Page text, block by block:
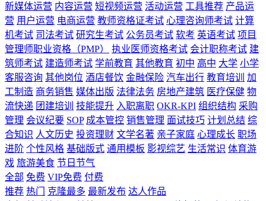
新媒体运营 内容运营 短视频运营 活动运营 工具推荐 产品运
营 用户运营 电商运营 教师资格证考试 心理咨询师考试 计算
机考试 司法考试 研究生考试 公务员考试 软考 英语考试 项目
管理师职业资格（PMP）
执业医师资格考试 会计职称考试 建
筑师考试 建造师考试 学前教育 其他教育 初中 高中 大学 小学
客服咨询 其他岗位 酒店餐饮 金融保险 汽车出行 教育培训
加
工制造 商务销售 媒体出版 法律法务 房地产建筑 医疗保健 物
流快递 团建培训 技能提升 入职离职 OKR-KPI 组织结构 采购
管理 会议纪要 SOP 成本管控 销售管理 面试技巧 计划总结 综
合知识 人文历史 投资理财 文学名著 亲子家庭 心理成长 职场
进阶 个性风格 基础版式 通用模板 影视综艺 生活常识 体育游
戏 旅游美食 节日节气
全部 免费 VIP免费 付费
推荐 热门 克隆最多 最新发布 达人作品